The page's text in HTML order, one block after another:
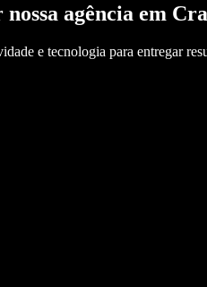
agência em
e tecnologia para entregar